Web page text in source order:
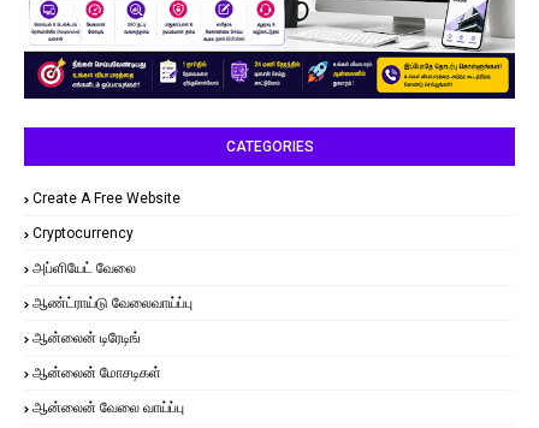
CATEGORIES
Create A Free Website
Cryptocurrency
அப்ளியேட் வேலை
ஆண்ட்ராய்டு வேலைவாய்ப்பு
ஆன்லைன் டிரேடிங்
ஆன்லைன் மோசடிகள்
ஆன்லைன் வேலை வாய்ப்பு